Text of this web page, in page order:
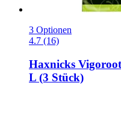
3 Optionen
4.7 (16)
Haxnicks
L (3 Stück)